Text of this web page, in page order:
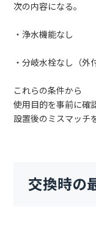
次の内容になる。
・浄水機能なし
・分岐水栓なし（外
これらの条件から
使用目的を事前に確
設置後のミスマッチ
交換時の